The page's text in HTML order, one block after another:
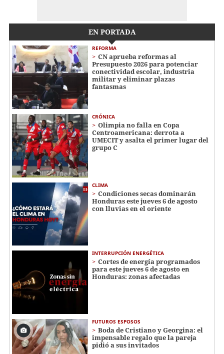
EN PORTADA
REFORMA
CN aprueba reformas al
Presupuesto 2026 para potenciar
conectividad escolar, industria
militar y eliminar plazas
fantasmas
CRÓNICA
Olimpia no falla en Copa
Centroamericana: derrota a
UMECIT y asalta el primer lugar del
grupo C
CLIMA
Condiciones secas dominarán
Honduras este jueves 6 de agosto
con lluvias en el oriente
INTERRUPCIÓN ENERGÉTICA
Cortes de energía programados
para este jueves 6 de agosto en
Honduras: zonas afectadas
FUTUROS ESPOSOS
Boda de Cristiano y Georgina: el
impensable regalo que la pareja
pidió a sus invitados